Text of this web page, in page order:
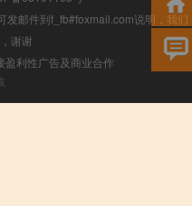
发邮件到f_fb#foxmail.com说明，我们
谢谢
盈利性广告及商业合作